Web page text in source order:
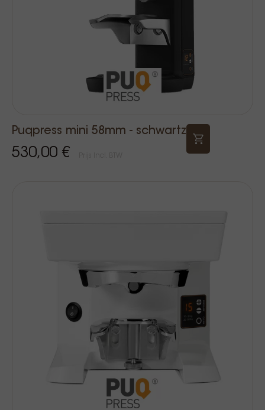
Puqpress mini 58mm - schwartz
530,00 €